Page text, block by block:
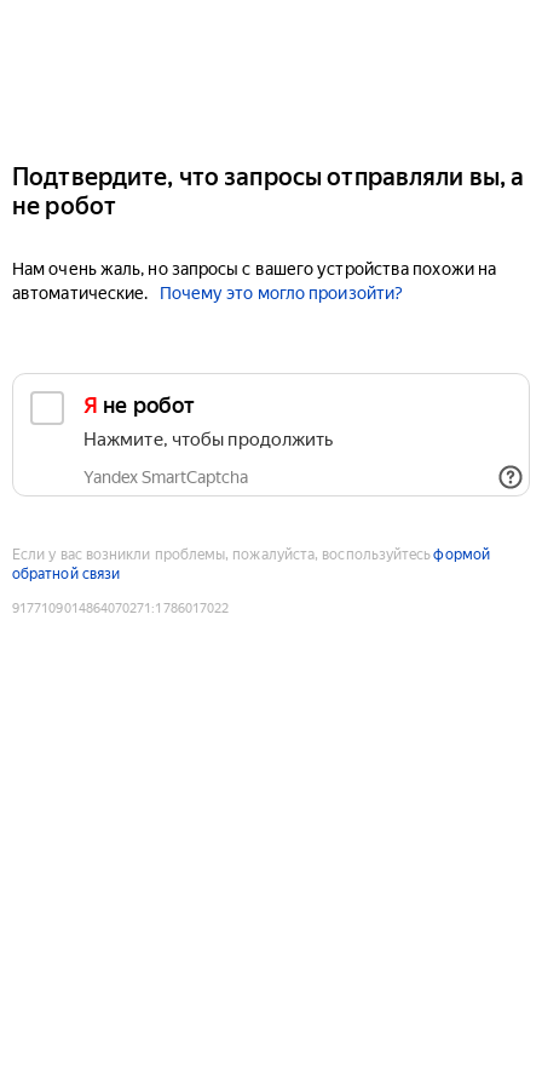
Подтвердите, что запросы отправляли вы, а
не робот
Нам очень жаль, но запросы с вашего устройства похожи на
автоматические.
Почему это могло произойти?
Я не робот
Нажмите, чтобы продолжить
Yandex SmartCaptcha
Если у вас возникли проблемы, пожалуйста, воспользуйтесьформой
обратной связи
9177109014864070271 :1786017022